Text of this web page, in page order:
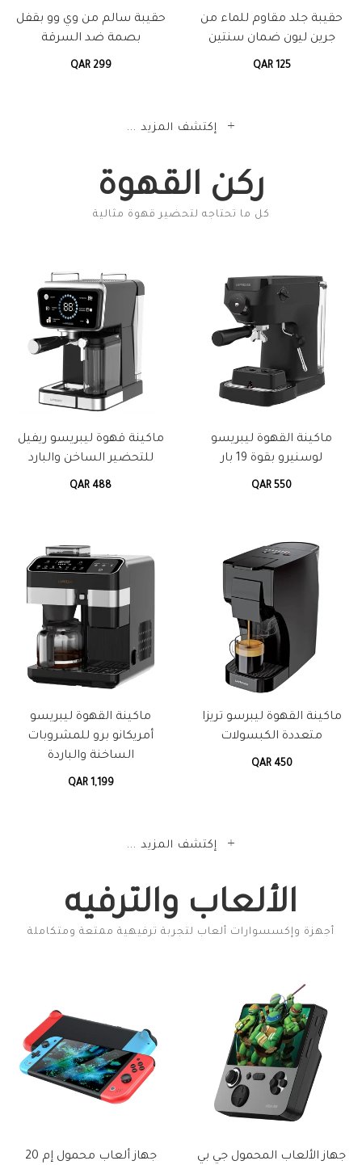
حقيبة جلد مقاوم للماء من
جرين ليون ضمان سنتين
QAR 125
حقيبة سالم من وي وو بقفل
بصمة ضد السرقة
QAR 299
إكتشف المزيد ...
ركن القهوة
كل ما تحتاجه لتحضير قهوة مثالية
ماكينة القهوة ليبريسو
لوسنيرو بقوة 19 بار
QAR 550
ماكينة قهوة ليبريسو ريفيل
للتحضير الساخن والبارد
QAR 488
ماكينة القهوة ليبرسو تريزا
متعددة الكبسولات
QAR 450
ماكينة القهوة ليبريسو
أمريكانو برو للمشروبات
الساخنة والباردة
QAR 1,199
إكتشف المزيد ...
الألعاب والترفيه
أجهزة وإكسسوارات ألعاب لتجربة ترفيهية ممتعة ومتكاملة
جهاز الألعاب المحمول جي بي
جهاز ألعاب محمول إم 20